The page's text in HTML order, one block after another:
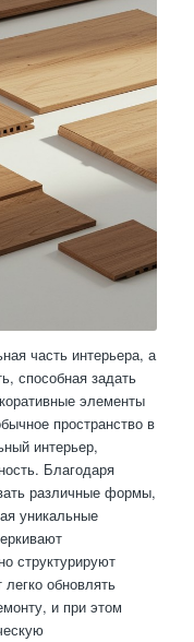
часть интерьера, а
способная задать
элементы
пространство в
интерьер,
Благодаря
различные формы,
уникальные
структурируют
обновлять
и при этом